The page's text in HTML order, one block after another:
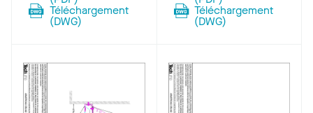
Téléchargement
(DWG)
Téléchargement
(DWG)